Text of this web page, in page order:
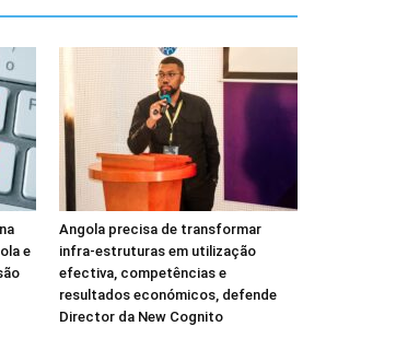
e
Angola precisa de transformar
infra-estruturas em utilização
efectiva, competências e
resultados económicos, defende
Director da New Cognito